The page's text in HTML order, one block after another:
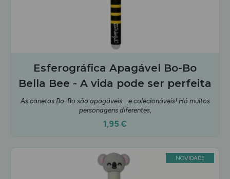
Esferográfica Apagável Bo-Bo
Bella Bee - A vida pode ser perfeita
As canetas Bo-Bo são apagáveis... e colecionáveis! Há muitos
personagens diferentes,
1,95 €
NOVIDADE